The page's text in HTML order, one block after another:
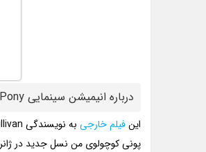
درباره انیمیشن سینمایی My Little Pony پونی کوچولوی من نسل جدید
اینفیلم خارجی به نویسندگی Gillian Berrow – Tim Sullivan و کارگردانی Robert Cullen – José Ucha ساخته شده است.
پونی کوچولوی من نسل جدید در